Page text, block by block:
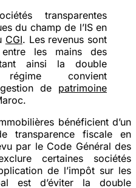
transparentes
du champ de l’IS en
CGI. Les revenus sont
entre les mains des
ainsi la double
convient
de patrimoine
bénéficient d’un
transparence fiscale en
par le Code Général des
certaines sociétés
de l’impôt sur les
est d’éviter la double